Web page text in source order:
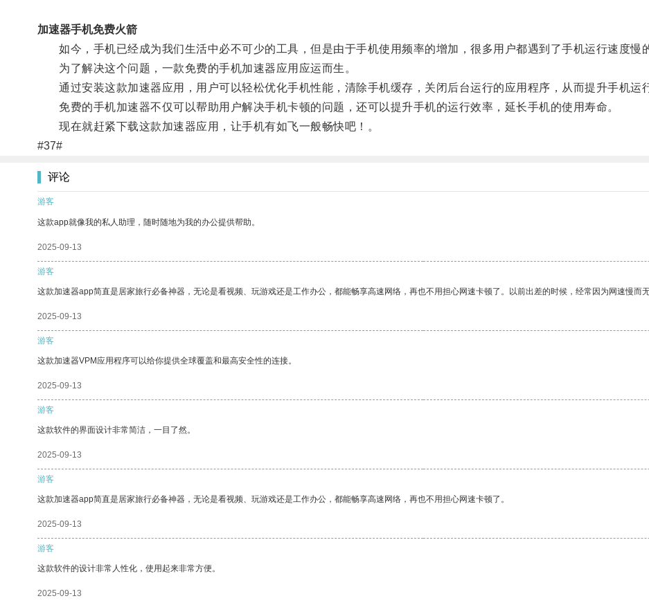
加速器手机免费火箭
如今，手机已经成为我们生活中必不可少的工具，但是由于手机使用频率的增加，很多用户都遇到了手机运行速度慢
为了解决这个问题，一款免费的手机加速器应用应运而生。
通过安装这款加速器应用，用户可以轻松优化手机性能，清除手机缓存，关闭后台运行的应用程序，从而提升手机运
免费的手机加速器不仅可以帮助用户解决手机卡顿的问题，还可以提升手机的运行效率，延长手机的使用寿命。
现在就赶紧下载这款加速器应用，让手机有如飞一般畅快吧！。
#37#
评论
游客
这款app就像我的私人助理，随时随地为我的办公提供帮助。
2025-09-13
游客
这款加速器app简直是居家旅行必备神器，无论是看视频、玩游戏还是工作办公，都能畅享高速网络，再也不用担心网速卡顿了。以前出差的时候，经常因为网速慢而
2025-09-13
游客
这款加速器VPM应用程序可以给你提供全球覆盖和最高安全性的连接。
2025-09-13
游客
这款软件的界面设计非常简洁，一目了然。
2025-09-13
游客
这款加速器app简直是居家旅行必备神器，无论是看视频、玩游戏还是工作办公，都能畅享高速网络，再也不用担心网速卡顿了。
2025-09-13
游客
这款软件的设计非常人性化，使用起来非常方便。
2025-09-13